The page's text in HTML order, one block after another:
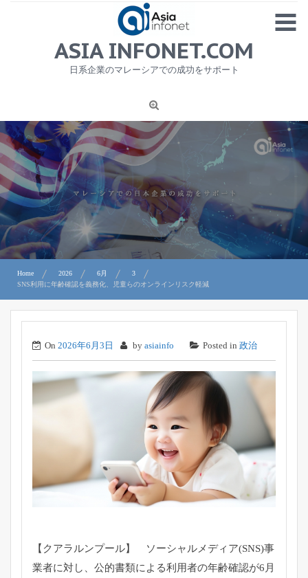
MENU
1
ニュース
労務サービス
プライバシーポリシー及び著作権について
お問合せ
ASIA INFONET.COM
日系企業のマレーシアでの成功をサポート
Home 2026 6月
3
SNS利用に年齢確認を義務化、児童らのオンラインリスク軽減
On 2026年6月3日 by asiainfo Posted in 政治
【クアラルンプール】 ソーシャルメディア(SNS)事
業者に対し、 公的書類による利用者の年齢確認が6月